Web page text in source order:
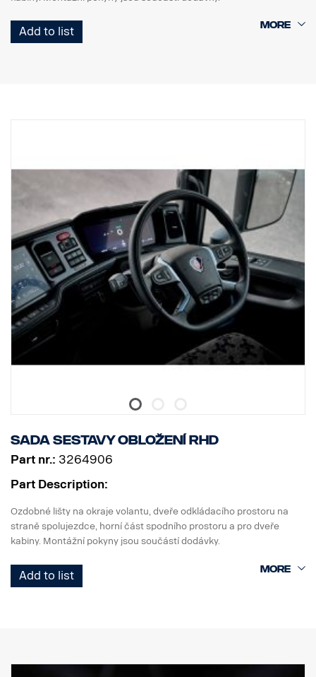
Předpoklady pro designový balíček: nákladní vozidlo s předem
vybranými lištami z výroby: FPC 03847L, černé obložení k
Add to list
Sada sestavy obložení RHD
Part nr.: 3264906
Part Description:
Ozdobné lišty na okraje volantu, dveře odkládacího prostoru na
straně spolujezdce, horní část spodního prostoru a pro dveře
kabiny. Montážní pokyny jsou součástí dodávky.
Předpoklady pro designový balíček: nákladní vozidlo s předem
vybranými lištami z výroby: FPC 03847L, černé obložení k
Add to list